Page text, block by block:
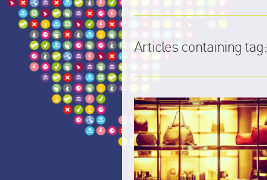
Articles containing tag: